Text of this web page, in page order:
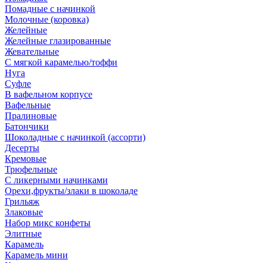
Помадные с начинкой
Молочные (коровка)
Желейные
Желейные глазированные
Жевательные
С мягкой карамелью/тоффи
Нуга
Суфле
В вафельном корпусе
Вафельные
Пралиновые
Батончики
Шоколадные с начинкой (ассорти)
Десерты
Кремовые
Трюфельные
С ликерными начинками
Орехи,фрукты/злаки в шоколаде
Грильяж
Злаковые
Набор микс конфеты
Элитные
Карамель
Карамель мини